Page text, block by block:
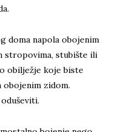
doma napola obojenim
stropovima, stubište ili
obilježje koje biste
zidom.